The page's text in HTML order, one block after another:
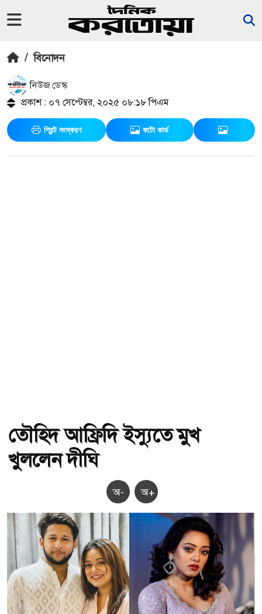
/ বিনোদন
নিউজ ডেস্ক
প্রকাশ : ০৭ সেপ্টেম্বর, ২০২৫ ০৮:১৮ পিএম
প্রিন্ট সংস্করণ ফটো কার্ড
তৌহিদ আফ্রিদি ইস্যুতে মুখ
খুললেন দীঘি
অ- অ+